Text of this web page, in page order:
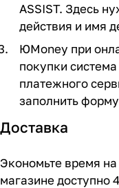
ASSIST. Здесь
действия и имя
ЮMoney при
покупки
платежного
заполнить
Доставка
Экономьте время
магазине доступно